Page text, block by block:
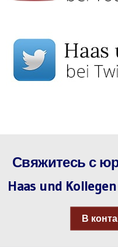
Свяжитесь с
Haas und
В